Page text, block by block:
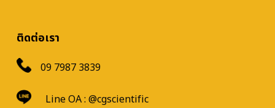
ติดต่อเรา
09 7987 3839
Line OA : @cgscientific